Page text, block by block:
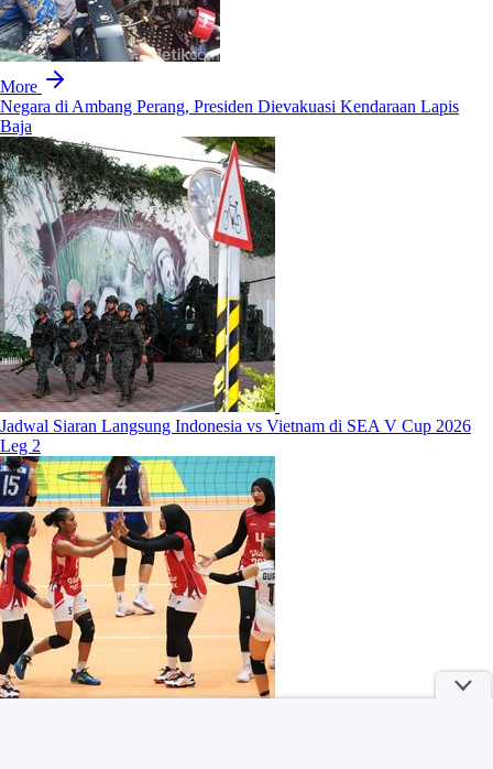
More
Negara di Ambang Perang, Presiden Dievakuasi Kendaraan Lapis
Baja
Jadwal Siaran Langsung Indonesia vs Vietnam di SEA V Cup 2026
Leg 2